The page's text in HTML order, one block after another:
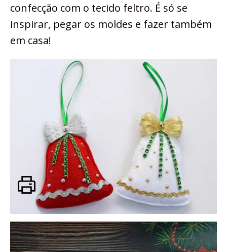
confecção com o tecido feltro. É só se
inspirar, pegar os moldes e fazer também
em casa!